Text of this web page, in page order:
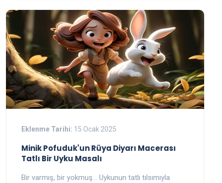
Eklenme Tarihi: 15 Ocak 2025
Minik Pofuduk'un Rüya Diyarı Macerası
Tatlı Bir Uyku Masalı
Bir varmış, bir yokmuş... Uykunun tatlı tılsımıyla